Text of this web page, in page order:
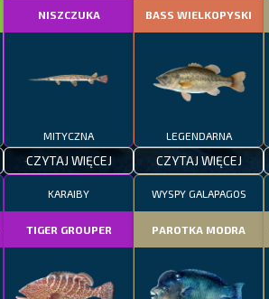
NISZCZUKA
MITYCZNA
CZYTAJ WIĘCEJ
BASS WIELKOPYSKI
LEGENDARNA
CZYTAJ WIĘCEJ
KARAIBY
TIGER GROUPER
WYSPY GALAPAGOS
PAROTKA MODRA